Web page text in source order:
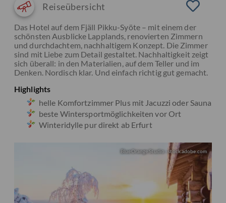
Reiseübersicht
Das Hotel auf dem Fjäll Pikku-Syöte – mit einem der
schönsten Ausblicke Lapplands, renovierten Zimmern
und durchdachtem, nachhaltigem Konzept. Die Zimmer
sind mit Liebe zum Detail gestaltet. Nachhaltigkeit zeigt
sich überall: in den Materialien, auf dem Teller und im
Denken. Nordisch klar. Und einfach richtig gut gemacht.
Highlights
helle Komfortzimmer Plus mit Jacuzzi oder Sauna
beste Wintersportmöglichkeiten vor Ort
Winteridylle pur direkt ab Erfurt
BlueOrange Studio - stock.adobe.com